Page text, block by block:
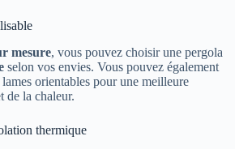
mesure, vous pouvez choisir une pergola
selon vos envies. Vous pouvez également
orientables pour une meilleure
de la chaleur.
thermique